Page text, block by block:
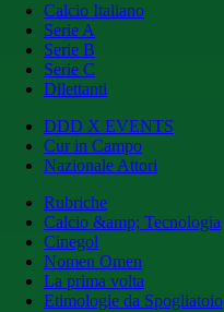
Calcio Italiano
Serie A
Serie B
Serie C
Dilettanti
DDD X EVENTS
Cur in Campo
Nazionale Attori
Rubriche
Calcio &amp; Tecnologia
Cinegol
Nomen Omen
La prima volta
Etimologie da Spogliatoio